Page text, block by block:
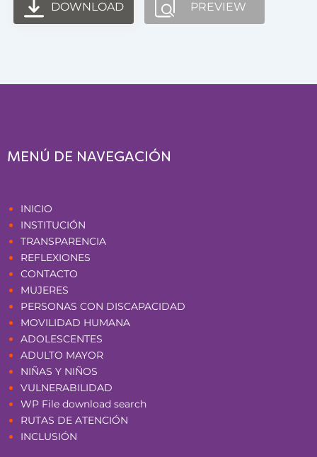
DOWNLOAD PREVIEW
MENÚ DE NAVEGACIÓN
INICIO
INSTITUCIÓN
TRANSPARENCIA
REFLEXIONES
CONTACTO
MUJERES
PERSONAS CON DISCAPACIDAD
MOVILIDAD HUMANA
ADOLESCENTES
ADULTO MAYOR
NIÑAS Y NIÑOS
VULNERABILIDAD
WP File download search
RUTAS DE ATENCIÓN
INCLUSIÓN